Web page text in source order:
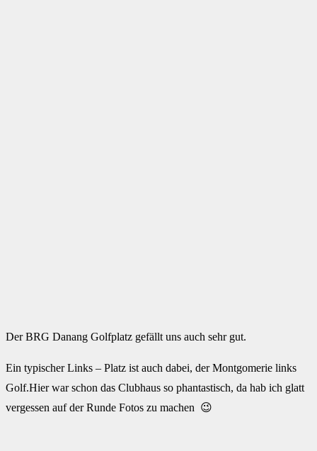
Der BRG Danang Golfplatz gefällt uns auch sehr gut.
Ein typischer Links – Platz ist auch dabei, der Montgomerie links
Golf.Hier war schon das Clubhaus so phantastisch, da hab ich glatt
vergessen auf der Runde Fotos zu machen 😉